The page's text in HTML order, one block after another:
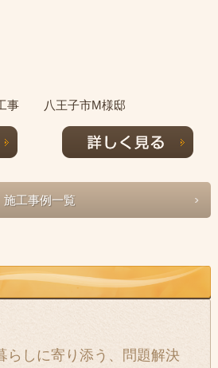
事 八王子市M様邸
施工事例一覧
らしに寄り添う、問題解決